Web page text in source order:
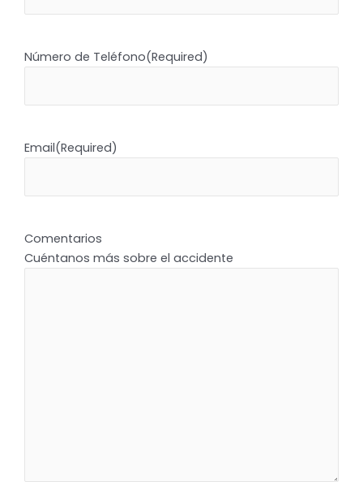
Número de Teléfono(Required)
Email(Required)
Comentarios
Cuéntanos más sobre el accidente